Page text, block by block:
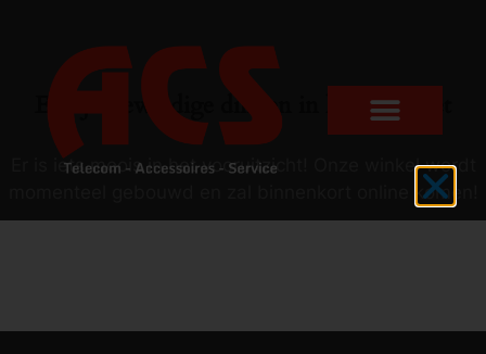
Er zijn geweldige dingen in het verschiet
Er is iets moois in het vooruitzicht! Onze winkel wordt
momenteel gebouwd en zal binnenkort online komen!